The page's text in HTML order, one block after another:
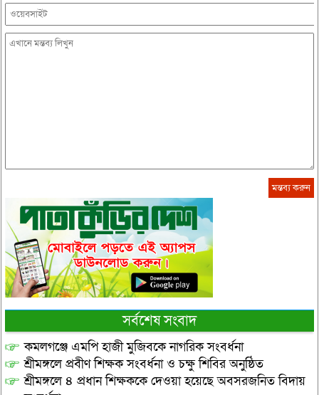
সর্বশেষ সংবাদ
কমলগঞ্জে এমপি হাজী মুজিবকে নাগরিক সংবর্ধনা
শ্রীমঙ্গলে প্রবীণ শিক্ষক সংবর্ধনা ও চক্ষু শিবির অনুষ্ঠিত
শ্রীমঙ্গলে ৪ প্রধান শিক্ষককে দেওয়া হয়েছে অবসরজনিত বিদায়